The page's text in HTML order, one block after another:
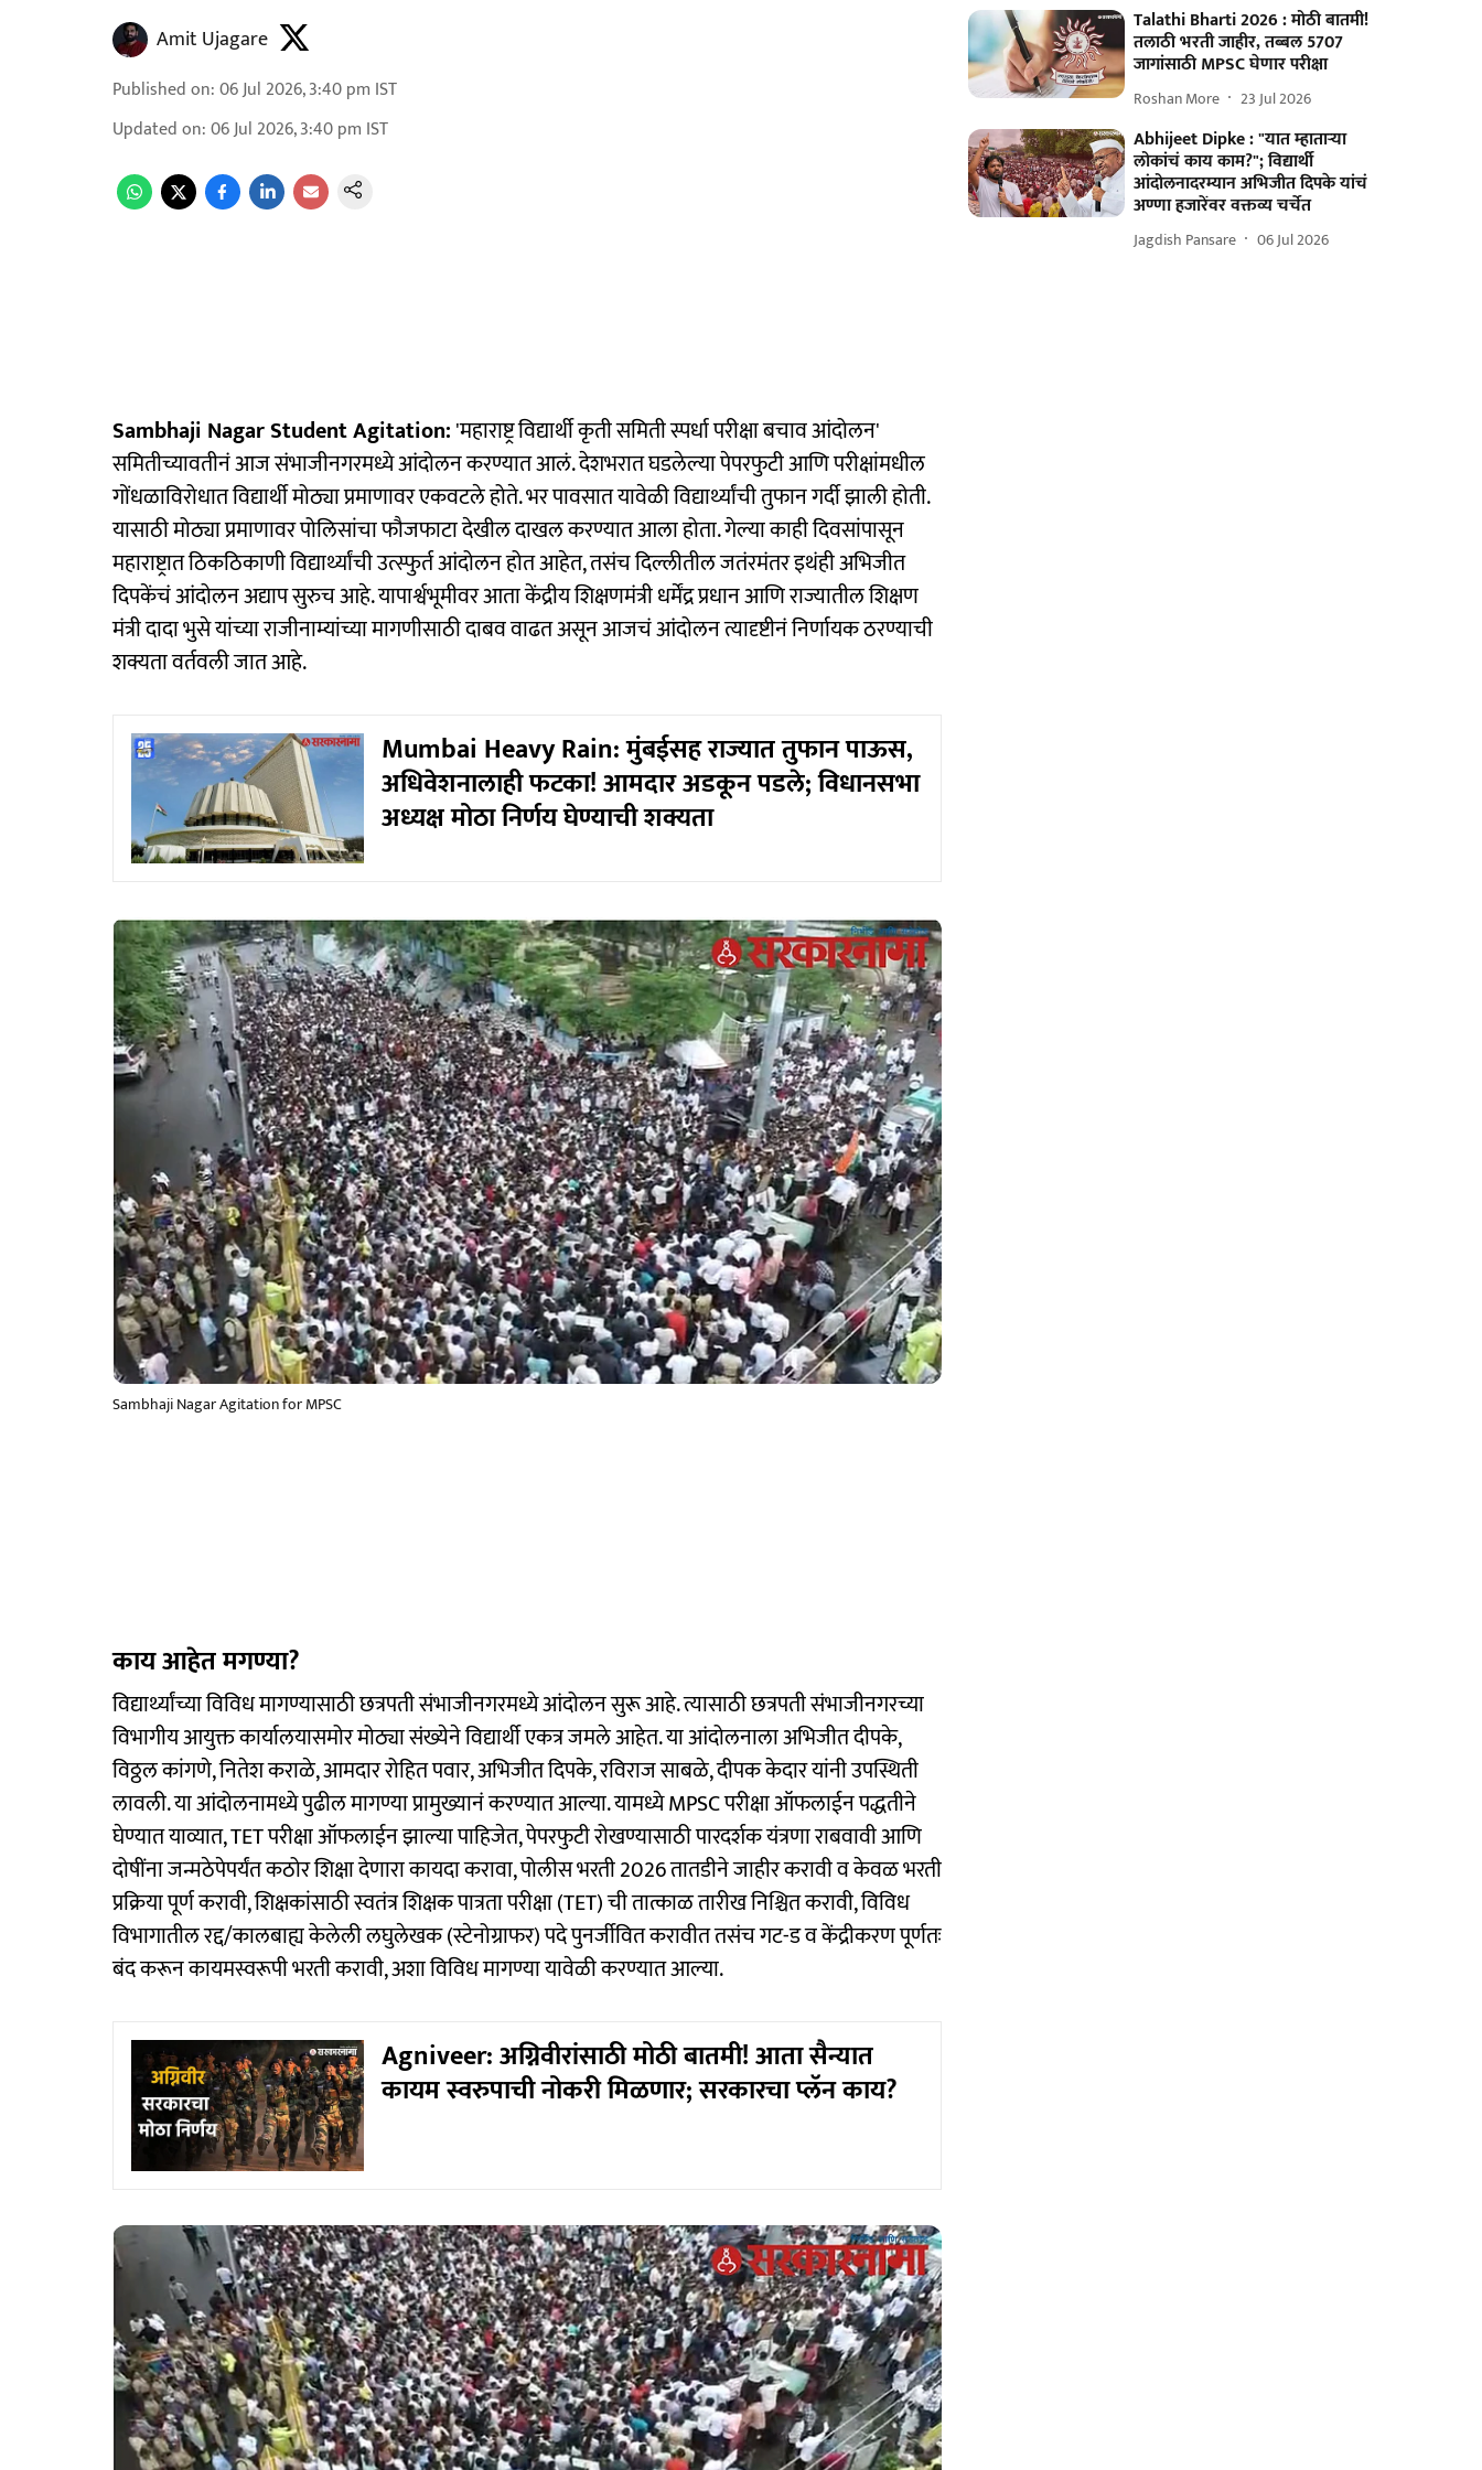
Amit Ujagare
Published on:06 Jul 2026, 3:40 pm IST
Updated on:06 Jul 2026, 3:40 pm IST
Sambhaji Nagar Student Agitation:'महाराष्ट्र विद्यार्थी कृती समिती स्पर्धा परीक्षा बचाव आंदोलन'
समितीच्यावतीनं आज संभाजीनगरमध्ये आंदोलन करण्यात आलं. देशभरात घडलेल्या पेपरफुटी आणि परीक्षांमधील
गोंधळाविरोधात विद्यार्थी मोठ्या प्रमाणावर एकवटले होते. भर पावसात यावेळी विद्यार्थ्यांची तुफान गर्दी झाली होती.
यासाठी मोठ्या प्रमाणावर पोलिसांचा फौजफाटा देखील दाखल करण्यात आला होता. गेल्या काही दिवसांपासून
महाराष्ट्रात ठिकठिकाणी विद्यार्थ्यांची उत्स्फुर्त आंदोलन होत आहेत, तसंच दिल्लीतील जतंरमंतर इथंही अभिजीत
दिपकेंचं आंदोलन अद्याप सुरुच आहे. यापार्श्वभूमीवर आता केंद्रीय शिक्षणमंत्री धर्मेंद्र प्रधान आणि राज्यातील शिक्षण
मंत्री दादा भुसे यांच्या राजीनाम्यांच्या मागणीसाठी दाबव वाढत असून आजचं आंदोलन त्यादृष्टीनं निर्णायक ठरण्याची
शक्यता वर्तवली जात आहे.
Mumbai Heavy Rain: मुंबईसह राज्यात तुफान पाऊस,
अधिवेशनालाही फटका! आमदार अडकून पडले; विधानसभा
अध्यक्ष मोठा निर्णय घेण्याची शक्यता
Sambhaji Nagar Agitation for MPSC
काय आहेत मगण्या?
विद्यार्थ्यांच्या विविध मागण्यासाठी छत्रपती संभाजीनगरमध्ये आंदोलन सुरू आहे. त्यासाठी छत्रपती संभाजीनगरच्या
विभागीय आयुक्त कार्यालयासमोर मोठ्या संख्येने विद्यार्थी एकत्र जमले आहेत. या आंदोलनाला अभिजीत दीपके,
विठ्ठल कांगणे, नितेश कराळे, आमदार रोहित पवार, अभिजीत दिपके, रविराज साबळे, दीपक केदार यांनी उपस्थिती
लावली. या आंदोलनामध्ये पुढील मागण्या प्रामुख्यानं करण्यात आल्या. यामध्ये MPSC परीक्षा ऑफलाईन पद्धतीने
घेण्यात याव्यात, TET परीक्षा ऑफलाईन झाल्या पाहिजेत, पेपरफुटी रोखण्यासाठी पारदर्शक यंत्रणा राबवावी आणि
दोषींना जन्मठेपेपर्यंत कठोर शिक्षा देणारा कायदा करावा, पोलीस भरती 2026 तातडीने जाहीर करावी व केवळ भरती
प्रक्रिया पूर्ण करावी, शिक्षकांसाठी स्वतंत्र शिक्षक पात्रता परीक्षा (TET) ची तात्काळ तारीख निश्चित करावी, विविध
विभागातील रद्द/कालबाह्य केलेली लघुलेखक (स्टेनोग्राफर) पदे पुनर्जीवित करावीत तसंच गट-ड व केंद्रीकरण पूर्णतः
बंद करून कायमस्वरूपी भरती करावी, अशा विविध मागण्या यावेळी करण्यात आल्या.
Agniveer: अग्निवीरांसाठी मोठी बातमी! आता सैन्यात
कायम स्वरुपाची नोकरी मिळणार; सरकारचा प्लॅन काय?
Talathi Bharti 2026 : मोठी बातमी!
तलाठी भरती जाहीर, तब्बल 5707
जागांसाठी MPSC घेणार परीक्षा
Roshan More 23 Jul 2026
Abhijeet Dipke : "यात म्हाताऱ्या
लोकांचं काय काम?"; विद्यार्थी
आंदोलनादरम्यान अभिजीत दिपके यांचं
अण्णा हजारेंवर वक्तव्य चर्चेत
Jagdish Pansare 06 Jul 2026